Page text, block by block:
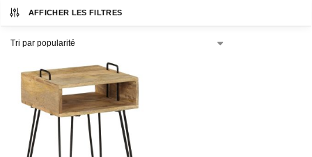
AFFICHER LES FILTRES